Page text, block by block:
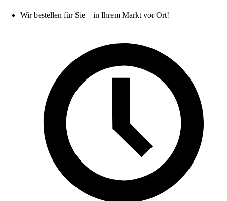
Wir bestellen für Sie – in Ihrem Markt vor Ort!